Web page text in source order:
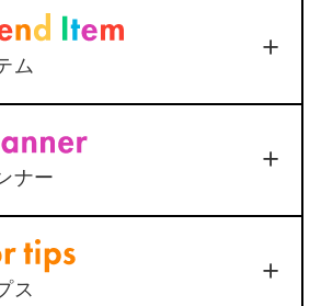
イルが.datになってしまう
<AutoCAD>マルチ引出線の
下線が最終行で二重になる原
解決方法＞iPhoneでマイナ
絶対に躓く
ム
搭載Mac用) – 日本語（JIS） –
4
ナー
ス